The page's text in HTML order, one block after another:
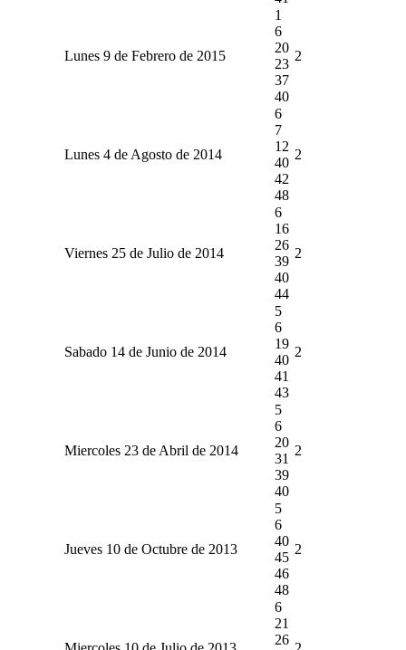
Lunes 9 de Febrero de 2015
1
6
20
23
37
40
2
Lunes 4 de Agosto de 2014
6
7
12
40
42
48
2
Viernes 25 de Julio de 2014
6
16
26
39
40
44
2
Sabado 14 de Junio de 2014
5
6
19
40
41
43
2
Miercoles 23 de Abril de 2014
5
6
20
31
39
40
2
Jueves 10 de Octubre de 2013
5
6
40
45
46
48
2
6
21
26